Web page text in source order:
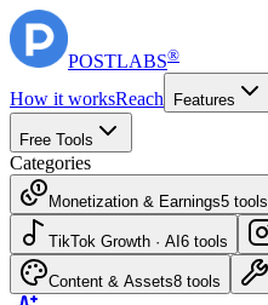
POSTLABS®
How it worksReach Features
Free Tools
Categories
Monetization & Earnings5 tools
TikTok Growth · AI 6 tools
Content & Assets8 tools